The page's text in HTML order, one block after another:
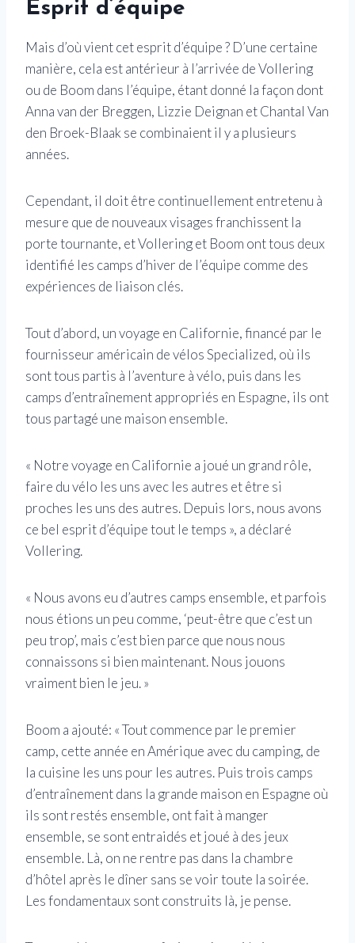
Esprit d’équipe
Mais d’où vient cet esprit d’équipe ? D’une certaine
manière, cela est antérieur à l’arrivée de Vollering
ou de Boom dans l’équipe, étant donné la façon dont
Anna van der Breggen, Lizzie Deignan et Chantal Van
den Broek-Blaak se combinaient il y a plusieurs
années.
Cependant, il doit être continuellement entretenu à
mesure que de nouveaux visages franchissent la
porte tournante, et Vollering et Boom ont tous deux
identifié les camps d’hiver de l’équipe comme des
expériences de liaison clés.
Tout d’abord, un voyage en Californie, financé par le
fournisseur américain de vélos Specialized, où ils
sont tous partis à l’aventure à vélo, puis dans les
camps d’entraînement appropriés en Espagne, ils ont
tous partagé une maison ensemble.
« Notre voyage en Californie a joué un grand rôle,
faire du vélo les uns avec les autres et être si
proches les uns des autres. Depuis lors, nous avons
ce bel esprit d’équipe tout le temps », a déclaré
Vollering.
« Nous avons eu d’autres camps ensemble, et parfois
nous étions un peu comme, ‘peut-être que c’est un
peu trop’, mais c’est bien parce que nous nous
connaissons si bien maintenant. Nous jouons
vraiment bien le jeu. »
Boom a ajouté: « Tout commence par le premier
camp, cette année en Amérique avec du camping, de
la cuisine les uns pour les autres. Puis trois camps
d’entraînement dans la grande maison en Espagne où
ils sont restés ensemble, ont fait à manger
ensemble, se sont entraidés et joué à des jeux
ensemble. Là, on ne rentre pas dans la chambre
d’hôtel après le dîner sans se voir toute la soirée.
Les fondamentaux sont construits là, je pense.